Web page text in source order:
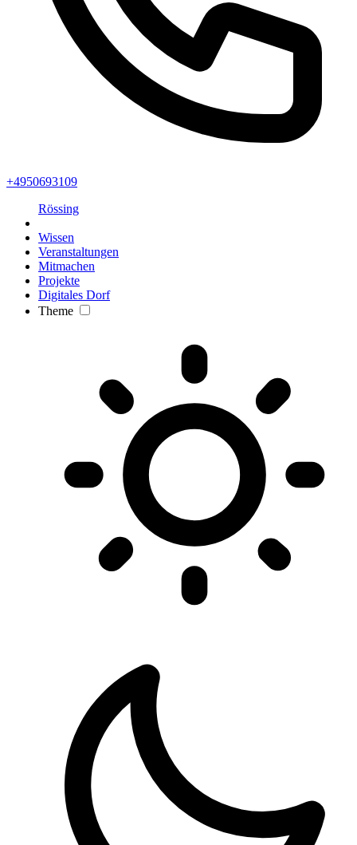
+4950693109
Rössing
Wissen
Veranstaltungen
Mitmachen
Projekte
Digitales Dorf
Theme